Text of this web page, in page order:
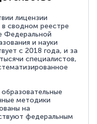
лицензии
сводном реестре
Федеральной
и науки
с 2018 года, и за
специалистов,
методики
на
федеральным